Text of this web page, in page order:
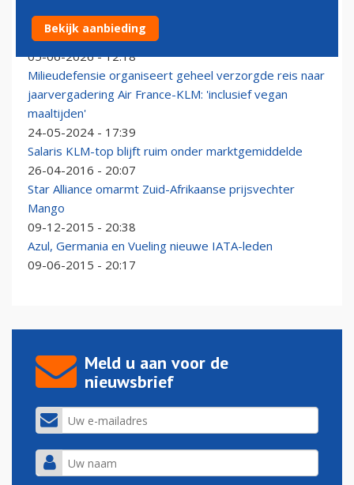
Luchtvaartleiders bijeen in Rio: gevolgen crisis Midden-
Oosten hoog op de agenda
05-06-2026 - 12:18
Milieudefensie organiseert geheel verzorgde reis naar
jaarvergadering Air France-KLM: 'inclusief vegan
maaltijden'
24-05-2024 - 17:39
Salaris KLM-top blijft ruim onder marktgemiddelde
26-04-2016 - 20:07
Star Alliance omarmt Zuid-Afrikaanse prijsvechter
Mango
09-12-2015 - 20:38
Azul, Germania en Vueling nieuwe IATA-leden
09-06-2015 - 20:17
Meld u aan voor de
nieuwsbrief
Bekijk aanbieding